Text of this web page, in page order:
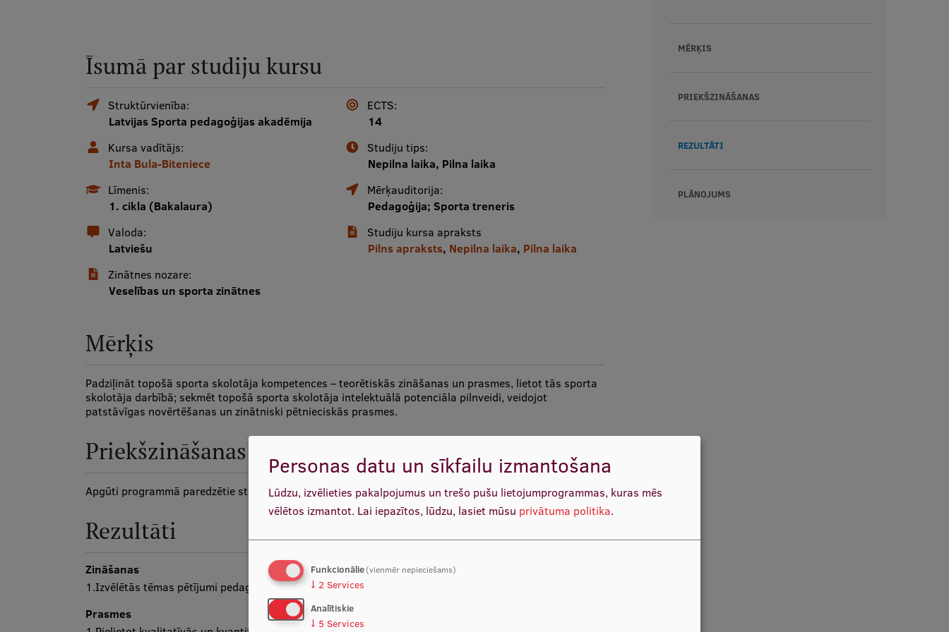
Īsumā par studiju kursu
Struktūrvienība:
Latvijas Sporta pedagoģijas akadēmija
ECTS:
14
Kursa vadītājs:
Inta Bula-Biteniece
Studiju tips:
Nepilna laika, Pilna laika
Līmenis:
1. cikla (Bakalaura)
Mērķauditorija:
Pedagoģija; Sporta treneris
Valoda:
Latviešu
Studiju kursa apraksts
Pilns apraksts, Nepilna laika, Pilna laika
Zinātnes nozare:
Veselības un sporta zinātnes
Mērķis
Padziļināt topošā sporta skolotāja kompetences – teorētiskās zināšanas un prasmes, lietot tās sporta
skolotāja darbībā; sekmēt topošā sporta skolotāja intelektuālā potenciāla pilnveidi, veidojot
patstāvīgas novērtēšanas un zinātniski pētnieciskās prasmes.
Priekšzināšanas
Apgūti programmā paredzētie studiju kursi.
Rezultāti
Zināšanas
1.Izvēlētās tēmas pētījumi pedagoģijā, sporta un veselības izglītības jomā.
Prasmes
MĒRĶIS
PRIEKŠZINĀŠANAS
REZULTĀTI
PLĀNOJUMS
Personas datu un sīkfailu izmantošana
Lūdzu, izvēlieties pakalpojumus un trešo pušu lietojumprogrammas, kuras mēs
vēlētos izmantot. Lai iepazītos, lūdzu, lasiet mūsu privātuma politika.
Funkcionālie(vienmēr nepieciešams)
↓ 2 Services
Analītiskie
↓ 5 Services